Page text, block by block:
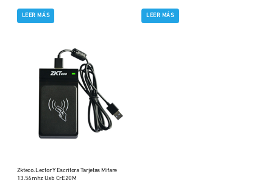
LEER MÁS LEER MÁS
Zkteco. Lector Y Escritora Tarjetas Mifare
13.56mhz Usb CrE20M